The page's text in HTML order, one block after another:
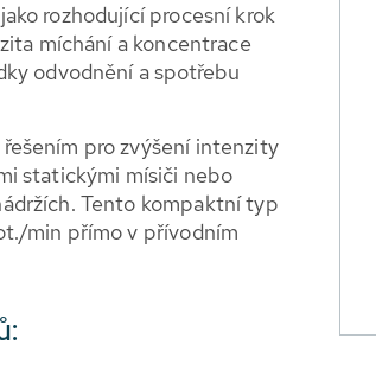
rozhodující procesní krok
míchání a koncentrace
odvodnění a spotřebu
pro zvýšení intenzity
statickými mísiči nebo
Tento kompaktní typ
min přímo v přívodním